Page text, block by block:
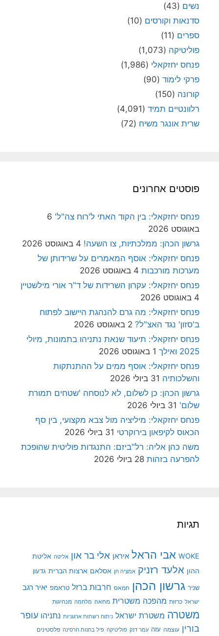
נשים (43)
סדנאות וקורסים (10)
ספרים (11)
פוליטיקה (1,073)
פנחס יחזקאלי (1,986)
פרקי לימוד (90)
קורונה (150)
רלוונטיים תמיד (4,091)
שרית אונגר משיח (72)
פוסטים אחרונים
פנחס יחזקאלי: בין הקוד האתי ל'רוח צה"ל' 6
באוגוסט 2026
גרשון הכהן: ממלכתיות, צו השעה! 4 באוגוסט 2026
פנחס יחזקאלי: אוסף המאמרים על שרידותן של
מערכות מורכבות 4 באוגוסט 2026
פנחס יחזקאלי: עקרון השרידות של ד"ר אורי מילשטיין
4 באוגוסט 2026
פנחס יחזקאלי: מה גרם להנהגת היישוב לפתוח
ב'סזון' נגד האצ"ל? 2 באוגוסט 2026
פנחס יחזקאלי: תיעוד שנאת נתניהו בתמונות, מיולי
2025 ואילך
1 באוגוסט 2026
פנחס יחזקאלי: אוסף ממים על ההתנתקות
והשלכותיה 31 ביולי 2026
גרשון הכהן: כן לשלום, לא לנוסחה 'שטחים תמורת
שלום' 31 ביולי 2026
פנחס יחזקאלי: מיליציה מול צבא מקצועי, בין סף
הכאוס לקיפאון בירוקרטי 31 ביולי 2026
משה כהן אליה: רל"ביזם: התנגדות פוליטית שהופכת
להפרעה בזהות 28 ביולי 2026
תגיות
WOKE אבי הראל איראן אלי בר און אליטה אליטת
ההון אלעד רזניק אמציה חן אסלאם ארצות הברית גדעון
שניר גרשון הכהן חמאס חרבות ברזל טראמפ יאיר רגב
ישראל כרזות מהפכה משטרית מחאה מלחמה מנהיגות
משטרה משטרת ישראל ניתוח רשתות ארגוניות נתניהו עופר
בורין עוצמה עזה עמר דנק פוליטיקה פיל בחנות חרסינה פלסטינים